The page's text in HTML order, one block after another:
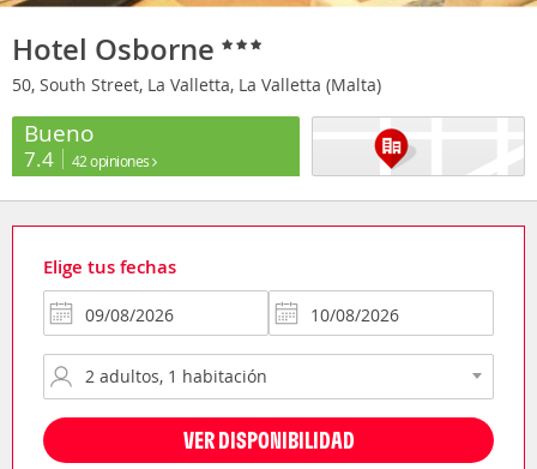
Hotel Osborne
50, South Street, La Valletta, La Valletta (Malta)
Bueno
7.4 42 opiniones
Elige tus fechas
VER DISPONIBILIDAD